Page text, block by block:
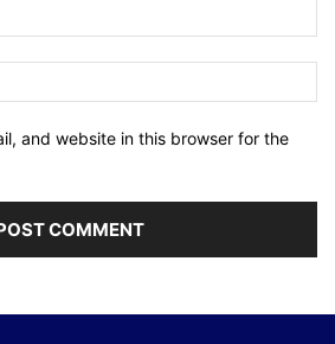
and website in this browser for the